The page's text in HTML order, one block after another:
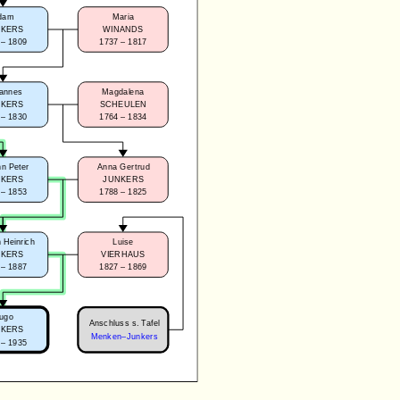
Luise
VIERHAUS
1827 – 1869
Heinrich
1887
1935
Anna Gertrud
JUNKERS
1788 – 1825
Peter
1853
Magdalena
SCHEULEN
1764 – 1834
1830
Maria
WINANDS
1737 – 1817
1809
Anschluss s. Tafel
Menken–Junkers